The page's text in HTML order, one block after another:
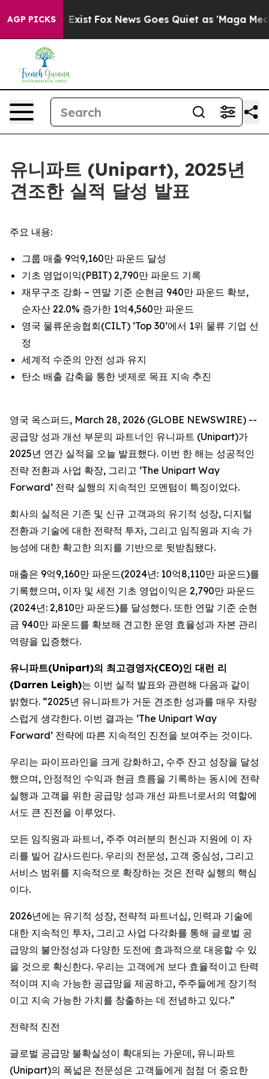
AGP PICKS
They Exist Fox News Goes Quiet as 'Maga Media
유니파트 (Unipart), 2025년
견조한 실적 달성 발표
주요 내용:
그룹 매출 9억9,160만 파운드 달성
기초 영업이익(PBIT) 2,790만 파운드 기록
재무구조 강화 – 연말 기준 순현금 940만 파운드 확보,
순자산 22.0% 증가한 1억4,560만 파운드
영국 물류운송협회(CILT) ‘Top 30’에서 1위 물류 기업 선
정
세계적 수준의 안전 성과 유지
탄소 배출 감축을 통한 넷제로 목표 지속 추진
영국 옥스퍼드, March 28, 2026 (GLOBE NEWSWIRE) --
공급망 성과 개선 부문의 파트너인 유니파트 (Unipart)가
2025년 연간 실적을 오늘 발표했다. 이번 한 해는 성공적인
전략 전환과 사업 확장, 그리고 ‘The Unipart Way
Forward’ 전략 실행의 지속적인 모멘텀이 특징이었다.
회사의 실적은 기존 및 신규 고객과의 유기적 성장, 디지털
전환과 기술에 대한 전략적 투자, 그리고 임직원과 지속 가
능성에 대한 확고한 의지를 기반으로 뒷받침됐다.
매출은 9억9,160만 파운드(2024년: 10억8,110만 파운드)를
기록했으며, 이자 및 세전 기초 영업이익은 2,790만 파운드
(2024년: 2,810만 파운드)를 달성했다. 또한 연말 기준 순현
금 940만 파운드를 확보해 견고한 운영 효율성과 자본 관리
역량을 입증했다.
유니파트(Unipart)의 최고경영자(CEO)인 대런 리
(Darren Leigh)는 이번 실적 발표와 관련해 다음과 같이
밝혔다. “2025년 유니파트가 거둔 견조한 성과를 매우 자랑
스럽게 생각한다. 이번 결과는 ‘The Unipart Way
Forward’ 전략에 따른 지속적인 진전을 보여주는 것이다.
우리는 파이프라인을 크게 강화하고, 수주 잔고 성장을 달성
했으며, 안정적인 수익과 현금 흐름을 기록하는 동시에 전략
실행과 고객을 위한 공급망 성과 개선 파트너로서의 역할에
서도 큰 진전을 이루었다.
모든 임직원과 파트너, 주주 여러분의 헌신과 지원에 이 자
리를 빌어 감사드린다. 우리의 전문성, 고객 중심성, 그리고
서비스 범위를 지속적으로 확장하는 것은 전략 실행의 핵심
이다.
2026년에는 유기적 성장, 전략적 파트너십, 인력과 기술에
대한 지속적인 투자, 그리고 사업 다각화를 통해 글로벌 공
급망의 불안정성과 다양한 도전에 효과적으로 대응할 수 있
을 것으로 확신한다. 우리는 고객에게 보다 효율적이고 탄력
적이며 지속 가능한 공급망을 제공하고, 주주들에게 장기적
이고 지속 가능한 가치를 창출하는 데 전념하고 있다.”
전략적 진전
글로벌 공급망 불확실성이 확대되는 가운데, 유니파트
(Unipart)의 폭넓은 전문성은 고객들에게 점점 더 중요한